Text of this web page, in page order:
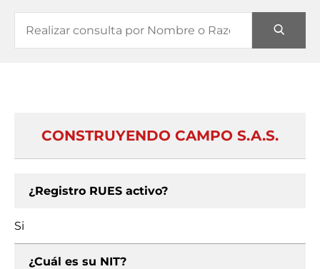
CONSTRUYENDO CAMPO S.A.S.
¿Registro RUES activo?
Si
¿Cuál es su NIT?